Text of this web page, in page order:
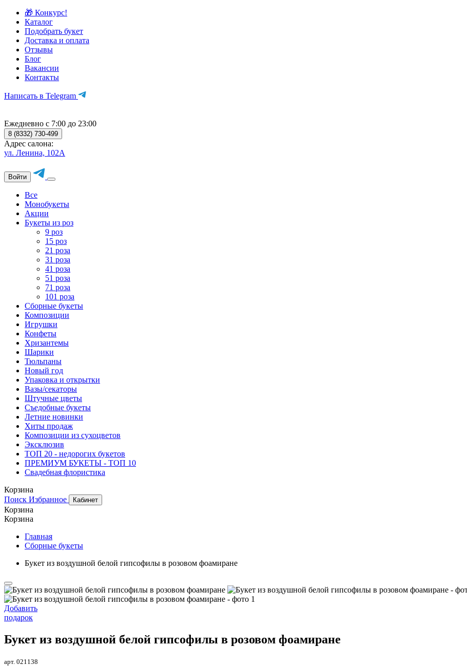
🎁 Конкурс!
Каталог
Подобрать букет
Доставка и оплата
Отзывы
Блог
Вакансии
Контакты
Написать в Telegram
Ежедневно с 7:00 до 23:00
8 (8332) 730-499
Адрес салона:
ул. Ленина, 102А
Войти
Все
Монобукеты
Акции
Букеты из роз
9 роз
15 роз
21 роза
31 роза
41 роза
51 роза
71 роза
101 роза
Сборные букеты
Композиции
Игрушки
Конфеты
Хризантемы
Шарики
Тюльпаны
Новый год
Упаковка и открытки
Вазы/секаторы
Штучные цветы
Съедобные букеты
Летние новинки
Хиты продаж
Композиции из сухоцветов
Эксклюзив
ТОП 20 - недорогих букетов
ПРЕМИУМ БУКЕТЫ - ТОП 10
Свадебная флористика
Корзина
Поиск Избранное Кабинет
Корзина
Корзина
Главная
Сборные букеты
Букет из воздушной белой гипсофилы в розовом фоамиране
Добавить
подарок
Букет из воздушной белой гипсофилы в розовом фоамиране
арт. 021138